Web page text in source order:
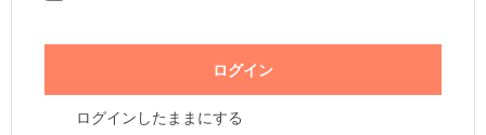
ログインしたままにする